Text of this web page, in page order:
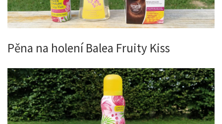
Pěna na holení Balea Fruity Kiss